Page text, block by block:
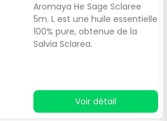
Aromaya He Sage Sclaree
5m. L est une huile essentielle
100% pure, obtenue de la
Salvia Sclarea.
Voir détail